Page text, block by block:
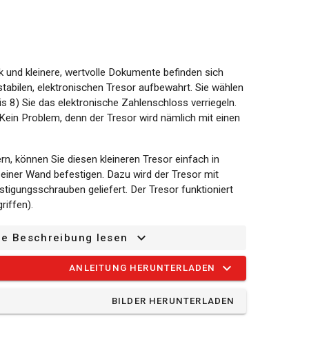
und kleinere, wertvolle Dokumente befinden sich
elektronischen Tresor aufbewahrt. Sie wählen
8) Sie das elektronische Zahlenschloss verriegeln.
Problem, denn der Tresor wird nämlich mit einen
können Sie diesen kleineren Tresor einfach in
Wand befestigen. Dazu wird der Tresor mit
geliefert. Der Tresor funktioniert
Beschreibung lesen
ANLEITUNG HERUNTERLADEN
BILDER HERUNTERLADEN